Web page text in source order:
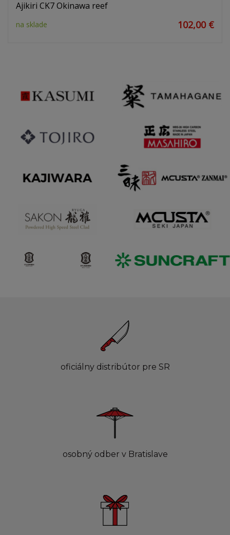
Ajikiri CK7 Okinawa reef
na sklade 102,00 €
oficiálny distribútor pre SR
osobný odber v Bratislave